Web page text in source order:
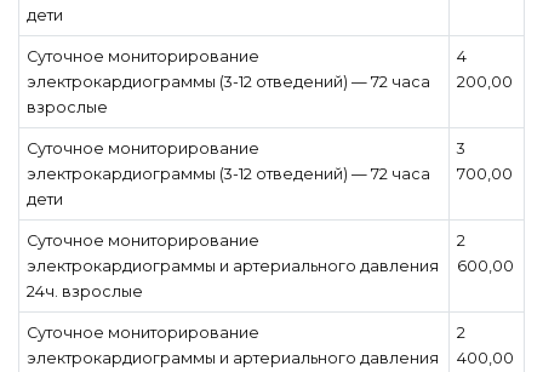
дети
Суточное мониторирование
электрокардиограммы (3-12 отведений) — 72 часа
взрослые
4
200,00
Суточное мониторирование
электрокардиограммы (3-12 отведений) — 72 часа
дети
3
700,00
Суточное мониторирование
электрокардиограммы и артериального давления
24ч. взрослые
2
600,00
Суточное мониторирование
электрокардиограммы и артериального давления
2
400,00